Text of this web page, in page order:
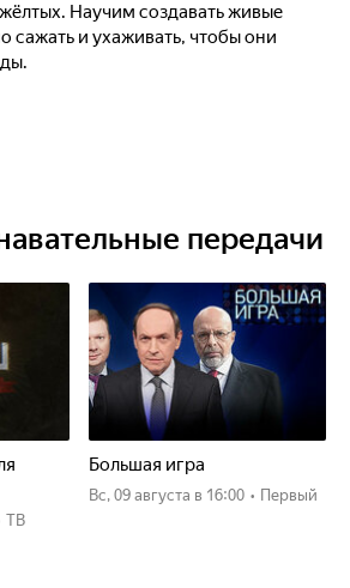
Научим создавать живые
сажать и ухаживать, чтобы они
передачи
ТВ
Большая игра
вс, 09 августа в 16:00 • Первый